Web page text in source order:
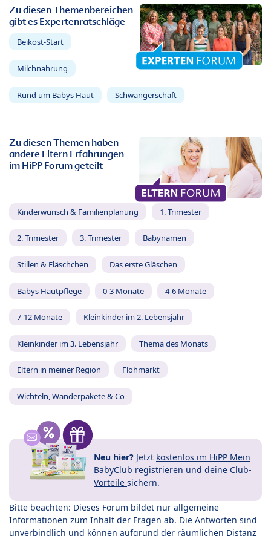
Zu diesen Themenbereichen
gibt es Expertenratschläge
Beikost-Start
Milchnahrung
Rund um Babys Haut Schwangerschaft
Zu diesen Themen haben
andere Eltern Erfahrungen
im HiPP Forum geteilt
Kinderwunsch & Familienplanung 1. Trimester
2. Trimester 3. Trimester Babynamen
Stillen & Fläschchen Das erste Gläschen
Babys Hautpflege 0-3 Monate 4-6 Monate
7-12 Monate Kleinkinder im 2. Lebensjahr
Kleinkinder im 3. Lebensjahr Thema des Monats
Eltern in meiner Region Flohmarkt
Wichteln, Wanderpakete & Co
Neu hier? Jetzt kostenlos im HiPP Mein
BabyClub registrieren und deine Club-
Vorteile sichern.
Bitte beachten: Dieses Forum bildet nur allgemeine
Informationen zum Inhalt der Fragen ab. Die Antworten sind
unverbindlich und können aufgrund der räumlichen Distanz